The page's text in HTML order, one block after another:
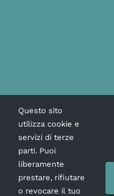
Questo sito
utilizza cookie e
servizi di terze
parti. Puoi
liberamente
prestare, rifiutare
o revocare il tuo